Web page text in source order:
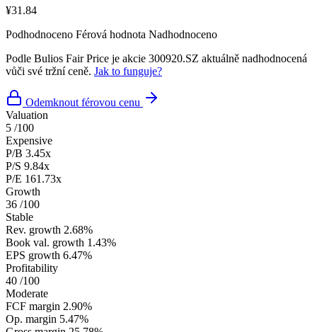
¥31.84
Podhodnoceno Férová hodnota Nadhodnoceno
Podle Bulios Fair Price je akcie 300920.SZ aktuálně nadhodnocená
vůči své tržní ceně. Jak to funguje?
Odemknout férovou cenu
Valuation
5 /100
Expensive
P/B 3.45x
P/S 9.84x
P/E 161.73x
Growth
36 /100
Stable
Rev. growth 2.68%
Book val. growth 1.43%
EPS growth 6.47%
Profitability
40 /100
Moderate
FCF margin 2.90%
Op. margin 5.47%